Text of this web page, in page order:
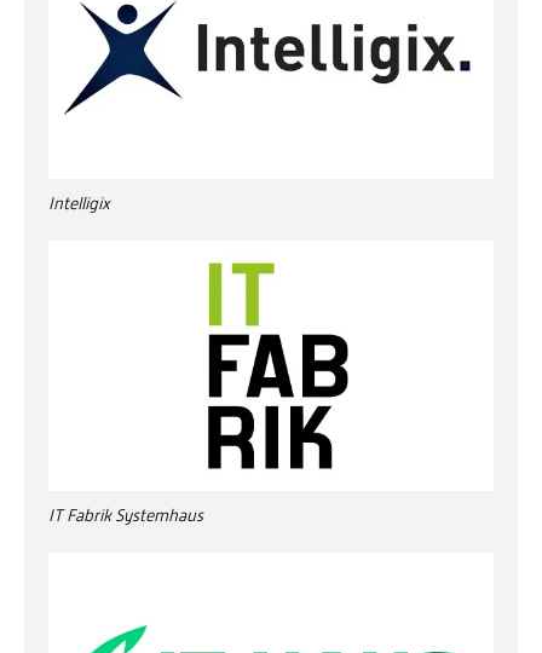
Intelligix
IT Fabrik Systemhaus